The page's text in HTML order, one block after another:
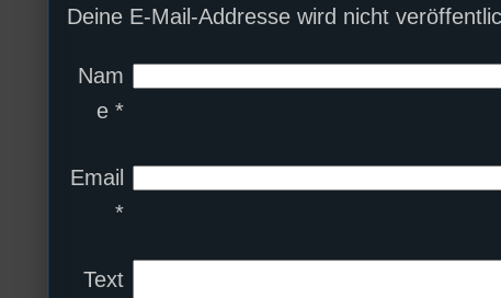
Deine E-Mail-Addresse wird nicht
Nam
e *
Email
*
Text